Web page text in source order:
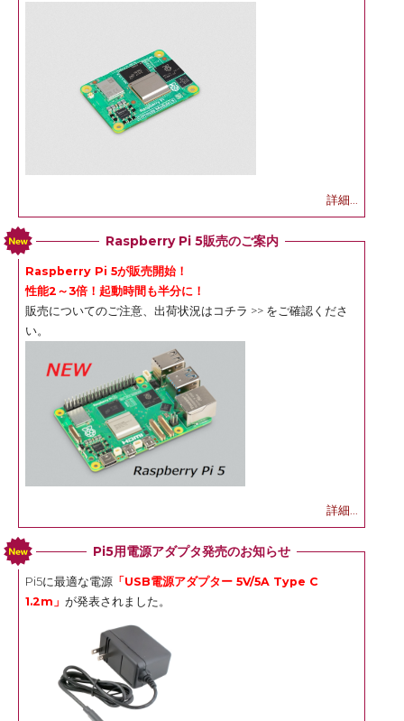
詳細...
Raspberry Pi 5販売のご案内
Raspberry Pi 5が販売開始！
性能2～3倍！起動時間も半分に！
販売についてのご注意、出荷状況は コチラ >> をご確認くださ
い。
詳細...
Pi5用電源アダプタ発売のお知らせ
Pi5に最適な電源 「USB電源アダプター 5V/5A Type C
1.2m」 が発表されました。